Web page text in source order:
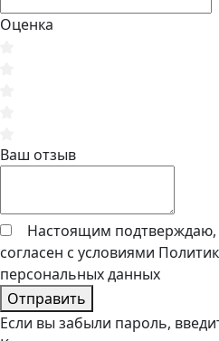
Оценка
Ваш отзыв
Настоящим подтверждаю,
согласен с условиями
персональных данных
Отправить
Если вы забыли пароль,